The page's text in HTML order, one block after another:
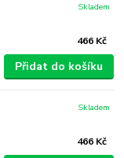
466 Kč
Skladem
Přidat do košíku
466 Kč
Skladem